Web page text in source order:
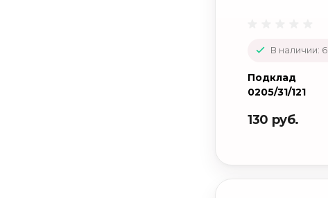
В наличии: 6
Подклад
0205/31/121
130 руб.